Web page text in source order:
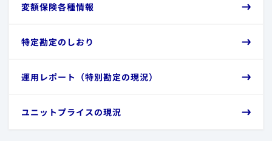
​変額保険各種情報
​特定勘定のしおり
​運用レポート（特別勘定の現況）
​ユニットプライスの現況